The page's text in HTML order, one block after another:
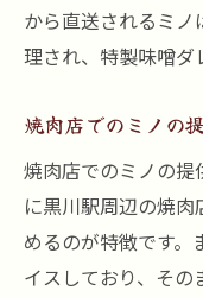
訪問時の
方
新しい味
他の地域
焼肉の可
味噌ミノ
から直送されるミ
理され、特製味噌ダ
焼肉店でのミノの
焼肉店でのミノの
に黒川駅周辺の焼
めるのが特徴です。
イスしており、そ